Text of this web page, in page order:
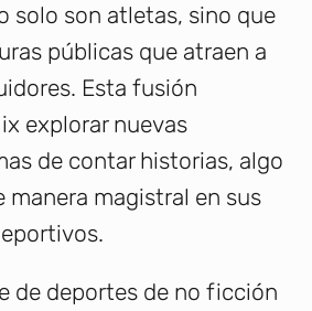
solo son atletas, sino que
públicas que atraen a
Esta fusión
explorar nuevas
de contar historias, algo
manera magistral en sus
de deportes de no ficción